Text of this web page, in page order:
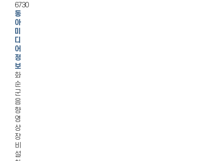
6730
동
아
미
디
어
정
보
화
순
군
음
향
영
상
장
비
설